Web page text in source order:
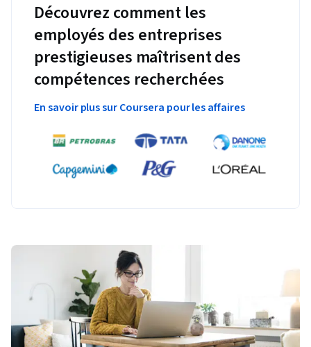
Découvrez comment les
employés des entreprises
prestigieuses maîtrisent des
compétences recherchées
En savoir plus sur Coursera pour les affaires